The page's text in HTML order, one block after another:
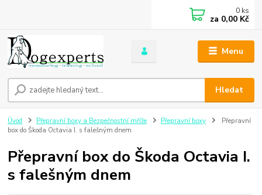
Menu
Hledat
0 ks
za 0,00 Kč
Úvod Přepravní boxy a Bezpečnostní mříže Přepravní boxy
Přepravní
box do Škoda Octavia I. s falešným dnem
Přepravní box do Škoda Octavia I.
s falešným dnem